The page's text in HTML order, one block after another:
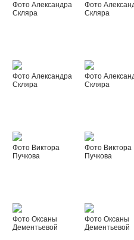
Фото Александра
Скляра
Фото
Скляра
Фото Александра
Скляра
Фото
Скляра
Фото Виктора
Пучкова
Фото Виктора
Пучкова
Фото Оксаны
Дементьевой
Фото Оксаны
Дементьевой